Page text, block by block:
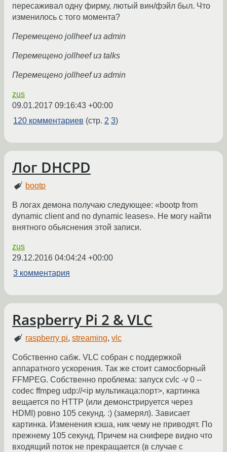
пересаживал одну фирму, лютый вин/фэйл был. Что
изменилось с того момента?
Перемещено jollheef из admin
Перемещено jollheef из talks
Перемещено jollheef из admin
zus
09.01.2017 09:16:43 +00:00
120 комментариев (стр. 2 3)
Лог DHCPD
bootp
В логах демона получаю следующее: «bootp from
dynamic client and no dynamic leases». Не могу найти
внятного обьяснения этой записи.
zus
29.12.2016 04:04:24 +00:00
3 комментария
Raspberry Pi 2 & VLC
raspberry pi,streaming,vlc
Собственно сабж. VLC собран с поддержкой
аппаратного ускорения. Так же стоит самосборный
FFMPEG. Собственно проблема: запуск cvlc -v 0 --
codec ffmpeg udp://<ip мультикаца:порт>, картинка
вещается по HTTP (или демонстрируется через
HDMI) ровно 105 секунд. :) (замерял). Зависает
картинка. Изменения кэша, ник чему не приводят. По
прежнему 105 секунд. Причем на снифере видно что
входящий поток не прекращается (в случае с